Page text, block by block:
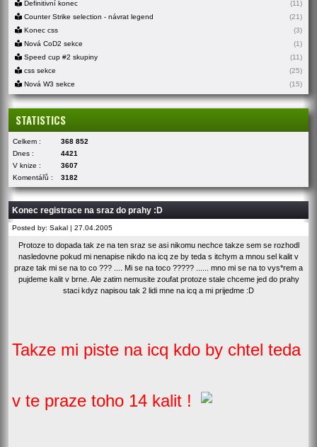
Definitivní konec
(11)
Counter Strike selection - návrat legend
(21)
Konec css
(3)
Nová CoD2 sekce
(1)
Speed cup #2 skupiny
(11)
css sekce
(25)
Nová W3 sekce
(15)
STATISTICS
Celkem :
368 852
Dnes :
4421
V knize :
3607
Komentářů :
3182
Konec registrace na sraz do prahy :D
Posted by: Sakal | 27.04.2005
Protoze to dopada tak ze na ten sraz se asi nikomu nechce takze sem se rozhodl
nasledovne pokud mi nenapise nikdo na icq ze by teda s itchym a mnou sel kalit v
praze tak mi se na to co ??? .... Mi se na toco ????? ...... mno mi se na to vys*rem a
pujdeme kalit v brne. Ale zatim nemusite zoufat protoze stale chceme jed do prahy
staci kdyz napisou tak 2 lidi mne na icq a mi prijedme :D
Takze mi piste na icq kdo by chtel teda
v te praze toho 14 kalit !